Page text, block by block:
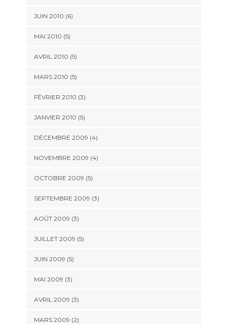
JUIN 2010 (6)
MAI 2010 (5)
AVRIL 2010 (5)
MARS 2010 (5)
FÉVRIER 2010 (3)
JANVIER 2010 (5)
DÉCEMBRE 2009 (4)
NOVEMBRE 2009 (4)
OCTOBRE 2009 (5)
SEPTEMBRE 2009 (3)
AOÛT 2009 (3)
JUILLET 2009 (5)
JUIN 2009 (5)
MAI 2009 (3)
AVRIL 2009 (3)
MARS 2009 (2)